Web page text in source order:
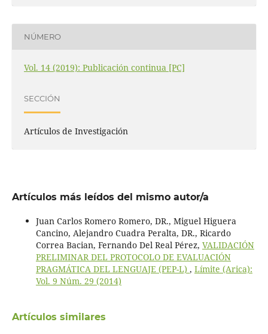
NÚMERO
Vol. 14 (2019): Publicación continua [PC]
SECCIÓN
Artículos de Investigación
Artículos más leídos del mismo autor/a
Juan Carlos Romero Romero, DR., Miguel Higuera
Cancino, Alejandro Cuadra Peralta, DR., Ricardo
Correa Bacian, Fernando Del Real Pérez, VALIDACIÓN
PRELIMINAR DEL PROTOCOLO DE EVALUACIÓN
PRAGMÁTICA DEL LENGUAJE (PEP-L) , Límite (Arica):
Vol. 9 Núm. 29 (2014)
Artículos similares